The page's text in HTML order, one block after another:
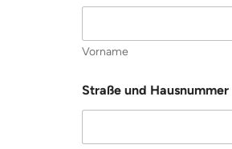
Vorname
Straße und Hausnummer